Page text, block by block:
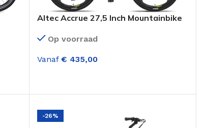
Altec Accrue 27,5 Inch Mountainbike
Op voorraad
Vanaf € 435,00
-26%